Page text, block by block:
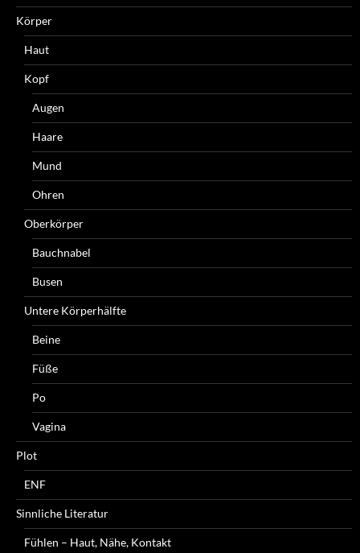
Körper
Haut
Kopf
Augen
Haare
Mund
Ohren
Oberkörper
Bauchnabel
Busen
Untere Körperhälfte
Beine
Füße
Po
Vagina
Plot
ENF
Sinnliche Literatur
Fühlen – Haut, Nähe, Kontakt